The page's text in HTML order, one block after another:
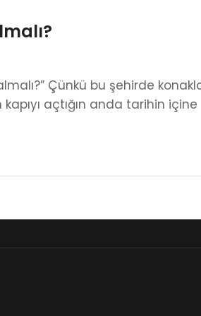
Çünkü bu şehirde
açtığın anda tarihin içine